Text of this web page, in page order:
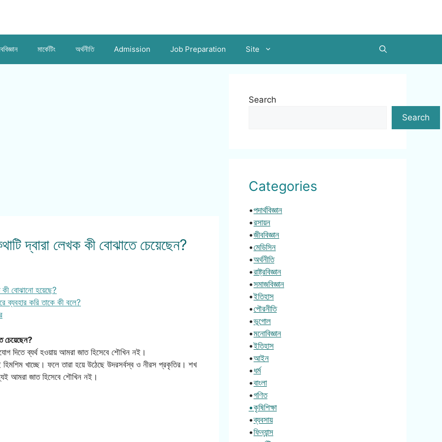
মার্কেটিং অর্থনীতি Admission Job Preparation Site
দ্বারা লেখক কী বোঝাতে চেয়েছেন?
কী বোঝানো হয়েছে?
ব্যবহার করি তাকে কী বলে?
চেয়েছেন?
দিতে ব্যর্থ হওয়ায় আমরা জাত হিসেবে শৌখিন নই।
হিমশিম খাচ্ছে। ফলে তারা হয়ে উঠেছে উদরসর্বস্ব ও নীরস প্রকৃতির। শখ
আমরা জাত হিসেবে শৌখিন নই।
Search
Search
Categories
•পদার্থবিজ্ঞান
•রসায়ন
•জীববিজ্ঞান
•মেডিসিন
•অর্থনীতি
•রাষ্ট্রবিজ্ঞান
•সমাজবিজ্ঞান
•ইতিহাস
•পৌরনীতি
•ভূগোল
•মনোবিজ্ঞান
•ইতিহাস
•আইন
•ধর্ম
•বাংলা
•গণিত
•কৃষিশিক্ষা
•ব্যবসায়
•ফিন্যান্স